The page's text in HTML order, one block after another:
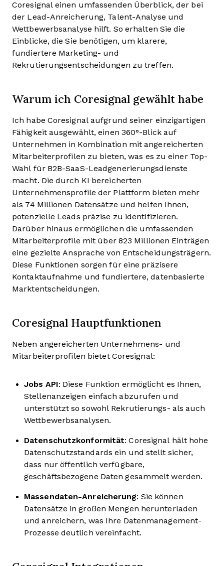
Coresignal einen umfassenden Überblick, der bei
der Lead-Anreicherung, Talent-Analyse und
Wettbewerbsanalyse hilft. So erhalten Sie die
Einblicke, die Sie benötigen, um klarere,
fundiertere Marketing- und
Rekrutierungsentscheidungen zu treffen.
Warum ich Coresignal gewählt habe
Ich habe Coresignal aufgrund seiner einzigartigen
Fähigkeit ausgewählt, einen 360°-Blick auf
Unternehmen in Kombination mit angereicherten
Mitarbeiterprofilen zu bieten, was es zu einer Top-
Wahl für B2B-SaaS-Leadgenerierungsdienste
macht. Die durch KI bereicherten
Unternehmensprofile der Plattform bieten mehr
als 74 Millionen Datensätze und helfen Ihnen,
potenzielle Leads präzise zu identifizieren.
Darüber hinaus ermöglichen die umfassenden
Mitarbeiterprofile mit über 823 Millionen Einträgen
eine gezielte Ansprache von Entscheidungsträgern.
Diese Funktionen sorgen für eine präzisere
Kontaktaufnahme und fundiertere, datenbasierte
Marktentscheidungen.
Coresignal Hauptfunktionen
Neben angereicherten Unternehmens- und
Mitarbeiterprofilen bietet Coresignal:
Jobs API: Diese Funktion ermöglicht es Ihnen,
Stellenanzeigen einfach abzurufen und
unterstützt so sowohl Rekrutierungs- als auch
Wettbewerbsanalysen.
Datenschutzkonformität: Coresignal hält hohe
Datenschutzstandards ein und stellt sicher,
dass nur öffentlich verfügbare,
geschäftsbezogene Daten gesammelt werden.
Massendaten-Anreicherung: Sie können
Datensätze in großen Mengen herunterladen
und anreichern, was Ihre Datenmanagement-
Prozesse deutlich vereinfacht.